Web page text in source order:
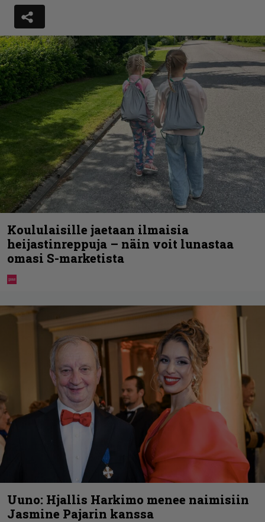
Koululaisille jaetaan ilmaisia
heijastinreppuja – näin voit lunastaa
omasi S-marketista
Uuno: Hjallis Harkimo menee naimisiin
Jasmine Pajarin kanssa